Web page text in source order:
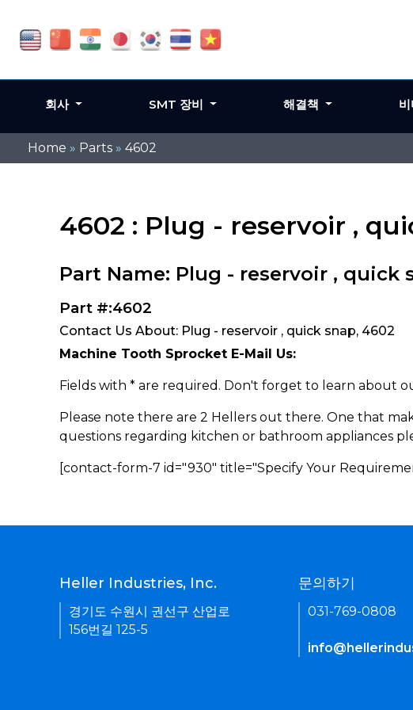
Home » Parts » 4602
4602 : Plug - reservoir ,
Part Name: Plug - reservoir , quick
Part #:4602
Contact Us About: Plug - reservoir , quick snap, 4602
Machine Tooth Sprocket E-Mail Us:
Fields with * are required. Don't forget to learn about
Please note there are 2 Hellers out there. One that
questions regarding kitchen or bathroom appliances
[contact-form-7 id="930" title="Specify Your
회사 SMT 장비 해결책
Heller Industries, Inc.
경기도 수원시 권선구 산업로
156번길 125-5
문의하기
031-769-0808